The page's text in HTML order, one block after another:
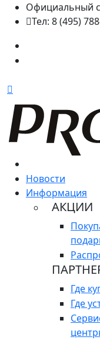
Официальный
Тел: 8 (495)
Новости
Информация
АКЦИИ
Где
Где